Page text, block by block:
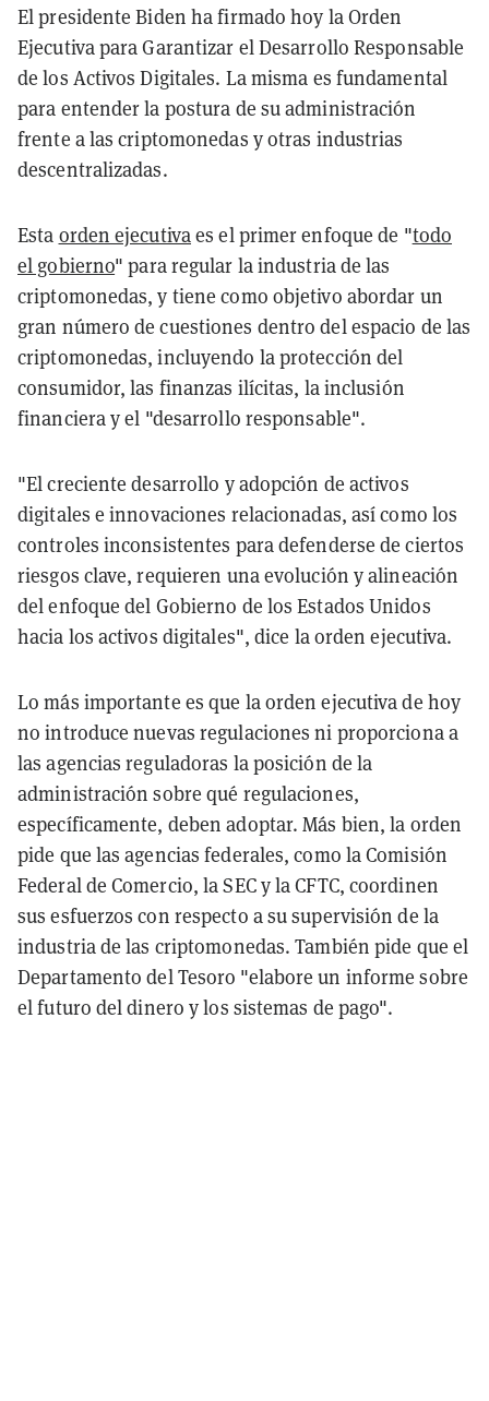
El presidente Biden ha firmado hoy la Orden
Ejecutiva para Garantizar el Desarrollo Responsable
de los Activos Digitales. La misma es fundamental
para entender la postura de su administración
frente a las criptomonedas y otras industrias
descentralizadas.
Esta orden ejecutivaes el primer enfoque de "todo
el gobierno" para regular la industria de las
criptomonedas, y tiene como objetivo abordar un
gran número de cuestiones dentro del espacio de las
criptomonedas, incluyendo la protección del
consumidor, las finanzas ilícitas, la inclusión
financiera y el "desarrollo responsable".
"El creciente desarrollo y adopción de activos
digitales e innovaciones relacionadas, así como los
controles inconsistentes para defenderse de ciertos
riesgos clave, requieren una evolución y alineación
del enfoque del Gobierno de los Estados Unidos
hacia los activos digitales", dice la orden ejecutiva.
Lo más importante es que la orden ejecutiva de hoy
no introduce nuevas regulaciones ni proporciona a
las agencias reguladoras la posición de la
administración sobre qué regulaciones,
específicamente, deben adoptar. Más bien, la orden
pide que las agencias federales, como la Comisión
Federal de Comercio, la SEC y la CFTC, coordinen
sus esfuerzos con respecto a su supervisión de la
industria de las criptomonedas. También pide que el
Departamento del Tesoro "elabore un informe sobre
el futuro del dinero y los sistemas de pago".